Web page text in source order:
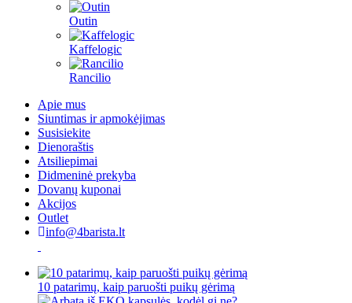
Outin
Kaffelogic
Rancilio
Apie mus
Siuntimas ir apmokėjimas
Susisiekite
Dienoraštis
Atsiliepimai
Didmeninė prekyba
Dovanų kuponai
Akcijos
Outlet
info@4barista.lt
10 patarimų, kaip paruošti puikų gėrimą